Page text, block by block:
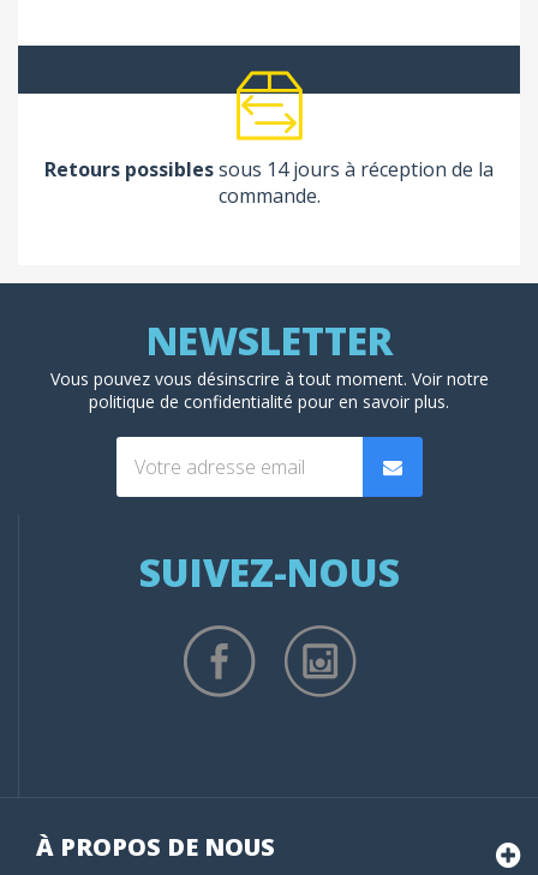
Retours possiblessous 14 jours à réception de la
commande.
Vous pouvez vous désinscrire à tout moment. Voir notre
politique de confidentialité pour en savoir plus.
SUIVEZ-NOUS
À PROPOS DE NOUS